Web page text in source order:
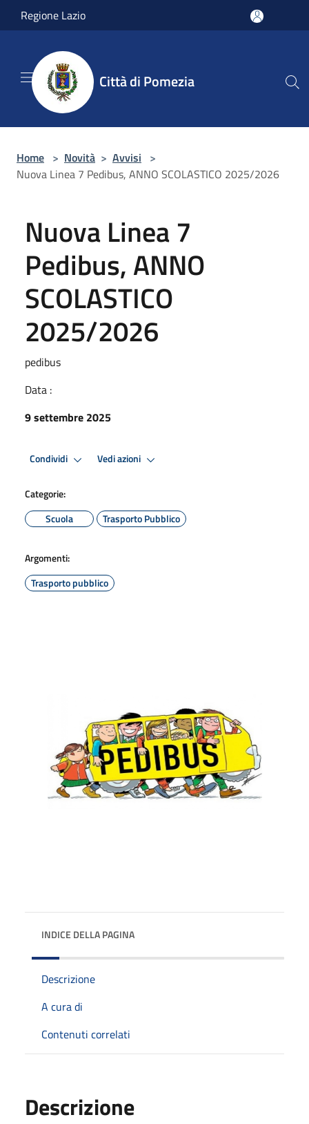
Salta al contenuto principale
Regione Lazio
Città di Pomezia
Home > Novità > Avvisi >
Nuova Linea 7 Pedibus, ANNO SCOLASTICO 2025/2026
Nuova Linea 7
Pedibus, ANNO
SCOLASTICO
2025/2026
pedibus
Data :
9 settembre 2025
Condividi Vedi azioni
Categorie:
Scuola
Trasporto Pubblico
Argomenti:
Trasporto pubblico
INDICE DELLA PAGINA
Descrizione
A cura di
Contenuti correlati
Descrizione